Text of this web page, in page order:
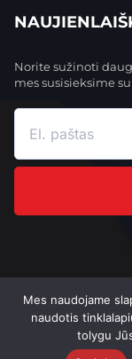
Norite sužinoti
mes susisieksime
Mes naudojame
naudotis
tolygu